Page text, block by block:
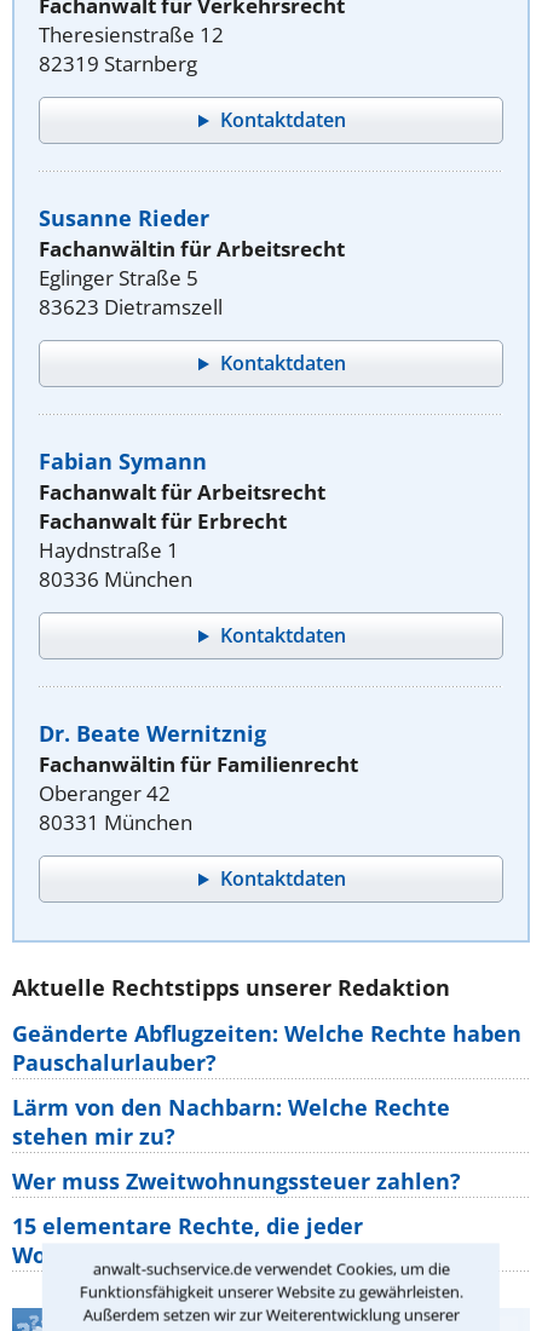
anwalt-suchservice.de verwendet Cookies, um die
Funktionsfähigkeit unserer Website zu gewährleisten.
Außerdem setzen wir zur Weiterentwicklung unserer
Theresienstraße 12
82319 Starnberg
Kontaktdaten
Susanne Rieder
Fachanwältin für Arbeitsrecht
Eglinger Straße 5
83623 Dietramszell
Kontaktdaten
Fabian Symann
Fachanwalt für Arbeitsrecht
Fachanwalt für Erbrecht
Haydnstraße 1
80336 München
Kontaktdaten
Dr. Beate Wernitznig
Fachanwältin für Familienrecht
Oberanger 42
80331 München
Kontaktdaten
Aktuelle Rechtstipps unserer Redaktion
Geänderte Abflugzeiten: Welche Rechte haben
Pauschalurlauber?
Lärm von den Nachbarn: Welche Rechte
stehen mir zu?
Wer muss Zweitwohnungssteuer zahlen?
15 elementare Rechte, die jeder
Wohnungseigentümer kennen sollte